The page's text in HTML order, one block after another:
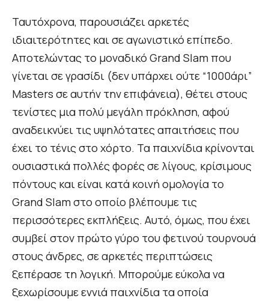
Ταυτόχρονα, παρουσιάζει αρκετές
ιδιαιτερότητες και σε αγωνιστικό επίπεδο.
Αποτελώντας το μοναδικό Grand Slam που
γίνεται σε γρασίδι (δεν υπάρχει ούτε “1000άρι”
Masters σε αυτήν την επιφάνεια), θέτει στους
τενίστες μια πολύ μεγάλη πρόκληση, αφού
αναδεικνύει τις υψηλότατες απαιτήσεις που
έχει το τένις στο χόρτο. Τα παιχνίδια κρίνονται
ουσιαστικά πολλές φορές σε λίγους, κρίσιμους
πόντους και είναι κατά κοινή ομολογία το
Grand Slam στο οποίο βλέπουμε τις
περισσότερες εκπλήξεις. Αυτό, όμως, που έχει
συμβεί στον πρώτο γύρο του φετινού τουρνουά
στους άνδρες, σε αρκετές περιπτώσεις
ξεπέρασε τη λογική. Μπορούμε εύκολα να
ξεχωρίσουμε εννιά παιχνίδια τα οποία